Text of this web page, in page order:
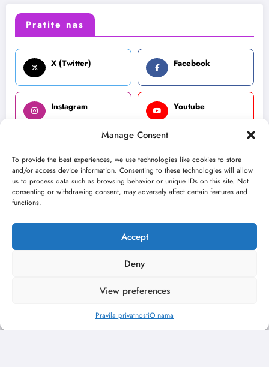
Manage Consent
To provide the best experiences, we use technologies like cookies to store
and/or access device information. Consenting to these technologies will allow
us to process data such as browsing behavior or unique IDs on this site. Not
consenting or withdrawing consent, may adversely affect certain features and
functions.
Accept
Deny
View preferences
Pravila privatnostiO nama
Pratite nas
X (Twitter) Facebook
Instagram Youtube